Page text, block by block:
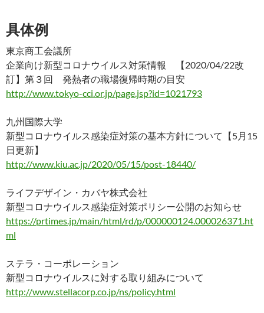
具体例
東京商工会議所
企業向け新型コロナウイルス対策情報 【2020/04/22改
訂】第３回 発熱者の職場復帰時期の目安
http://www.tokyo-cci.or.jp/page.jsp?id=1021793
九州国際大学
新型コロナウイルス感染症対策の基本方針について【5月15
日更新】
http://www.kiu.ac.jp/2020/05/15/post-18440/
ライフデザイン・カバヤ株式会社
新型コロナウイルス感染症対策ポリシー公開のお知らせ
https://prtimes.jp/main/html/rd/p/000000124.000026371.ht
ml
ステラ・コーポレーション
新型コロナウイルスに対する取り組みについて
http://www.stellacorp.co.jp/ns/policy.html